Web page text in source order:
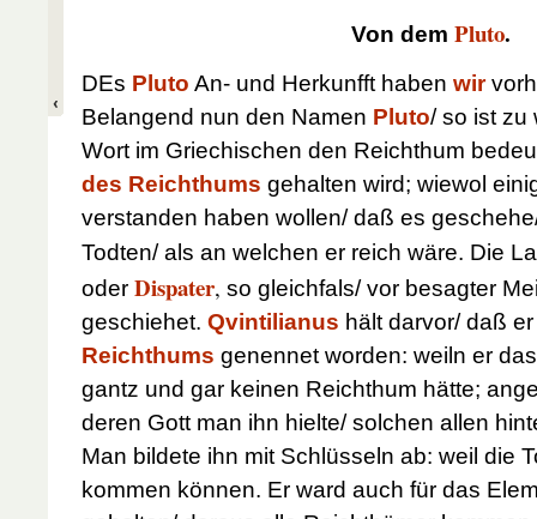
Von dem Pluto.
DEs Pluto An- und Herkunfft haben wir
Belangend nun den Namen Pluto/ so ist zu
Wort im Griechischen den Reichthum
des Reichthums gehalten wird; wiewol
verstanden haben wollen/ daß es
Todten/ als an welchen er reich wäre. Die
oder Dispater, so gleichfals/ vor besagter
geschiehet. Qvintilianus hält darvor/ daß
Reichthums genennet worden: weiln er
gantz und gar keinen Reichthum hätte;
deren Gott man ihn hielte/ solchen allen
Man bildete ihn mit Schlüsseln ab: weil die
kommen können. Er ward auch für das